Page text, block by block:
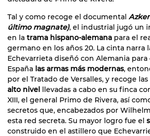
Tal y como recoge el documental
último magnate), el industrial jugó un
en la trama hispano-alemana para el
germano en los años 20. La cinta narra
Echevarrieta diseñó con Alemania
España las armas más modernas,
por el Tratado de Versalles, y recoge las
alto nivel llevadas a cabo en su finca
XIII, el general Primo de Rivera, así
secretos que, encabezados por
esta red secreta. Su mayor logro fue el
construido en el astillero que